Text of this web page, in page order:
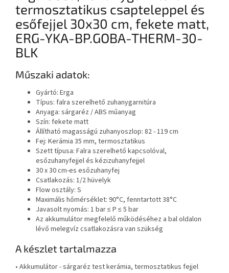
termosztatikus csapteleppel és
esőfejjel 30x30 cm, fekete matt,
ERG-YKA-BP.GOBA-THERM-30-
BLK
Műszaki adatok:
Gyártó: Erga
Típus: falra szerelhető zuhanygarnitúra
Anyaga: sárgaréz / ABS műanyag
Szín: fekete matt
Állítható magasságú zuhanyoszlop: 82 - 119 cm
Fej: Kerámia 35 mm, termosztatikus
Szett típusa: Falra szerelhető kapcsolóval,
esőzuhanyfejjel és kézizuhanyfejjel
30 x 30 cm-es esőzuhanyfej
Csatlakozás: 1/2 hüvelyk
Flow osztály: S
Maximális hőmérséklet: 90°C, fenntartott 38°C
Javasolt nyomás: 1 bar ≤ P ≤ 5 bar
Az akkumulátor megfelelő működéséhez a bal oldalon
lévő melegvíz csatlakozásra van szükség
A készlet tartalmazza
• Akkumulátor - sárgaréz test kerámia, termosztatikus fejjel